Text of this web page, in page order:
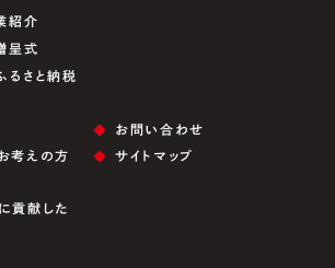
紹介
呈式
るさと納税
考えの方
貢献した
お問い合わせ
サイトマップ